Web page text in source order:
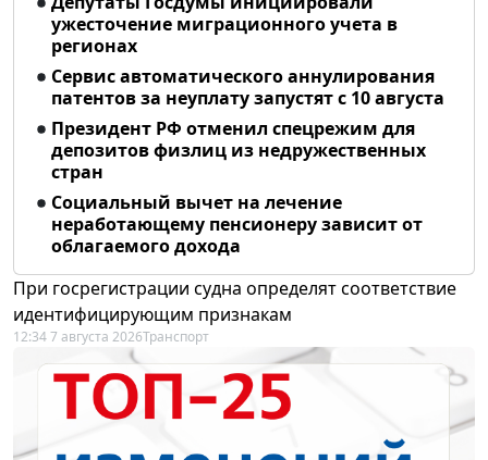
ужесточение миграционного учета в
регионах
Сервис автоматического аннулирования
патентов за неуплату запустят с 10 августа
Президент РФ отменил спецрежим для
депозитов физлиц из недружественных
стран
Социальный вычет на лечение
неработающему пенсионеру зависит от
облагаемого дохода
При госрегистрации судна определят соответствие
идентифицирующим признакам
12:34 7 августа 2026Транспорт